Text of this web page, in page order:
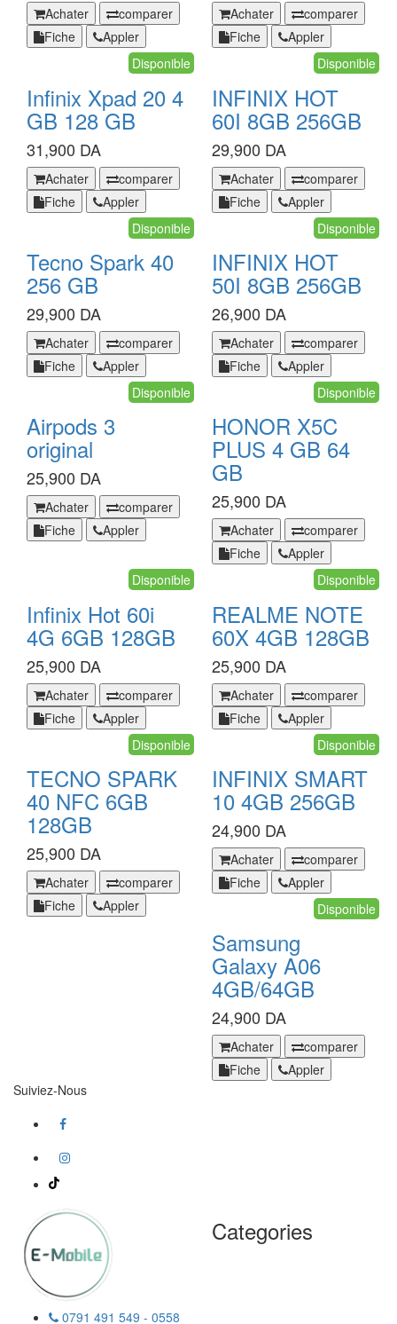
Achater Samsung
Galaxy
A16
comparer
Fiche
Appler
Achater SAMSUNG
GALAXY
TAB
64GB
comparer
Fiche
Appler
Disponible
Infinix Xpad 20 4
GB 128 GB
31,900 DA
Achater Infinix
Xpad
20
128
GB
comparer
Fiche
Appler
Disponible
INFINIX HOT
60I 8GB 256GB
29,900 DA
Achater INFINIX
HOT
60I
comparer
Fiche
Appler
Disponible
Tecno Spark 40
256 GB
29,900 DA
Achater Tecno
Spark
40
comparer
Fiche
Appler
Disponible
INFINIX HOT
50I 8GB 256GB
26,900 DA
Achater INFINIX
HOT
50I
comparer
Fiche
Appler
Disponible
Airpods 3
original
25,900 DA
Achater Airpods
3
original
comparer
Fiche
Appler
Disponible
HONOR X5C
PLUS 4 GB 64
GB
25,900 DA
Achater HONOR
X5C
PLUS
64
GB
comparer
Fiche
Appler
Disponible
Infinix Hot 60i
4G 6GB 128GB
25,900 DA
Achater Infinix
Hot
60i
128GB
comparer
Fiche
Appler
Disponible
REALME NOTE
60X 4GB 128GB
25,900 DA
Achater REALME
NOTE
60X
comparer
Fiche
Appler
Disponible
TECNO SPARK
40 NFC 6GB
128GB
25,900 DA
Achater TECNO
SPARK
40
comparer
Fiche
Appler
Disponible
INFINIX SMART
10 4GB 256GB
24,900 DA
Achater INFINIX
SMART
10
comparer
Fiche
Appler
Disponible
Samsung
Galaxy A06
4GB/64GB
24,900 DA
Achater Samsung
Galaxy
A06
comparer
Fiche
Appler
Suiviez-Nous
0791 491 549 - 0558
Categories